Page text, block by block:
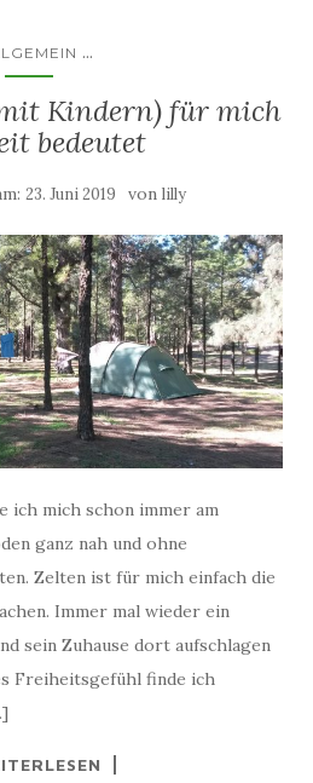
...
Kindern) für mich
bedeutet
23. Juni 2019 von lilly
ich mich schon immer am
ganz nah und ohne
Zelten ist für mich einfach die
Immer mal wieder ein
sein Zuhause dort aufschlagen
Freiheitsgefühl finde ich